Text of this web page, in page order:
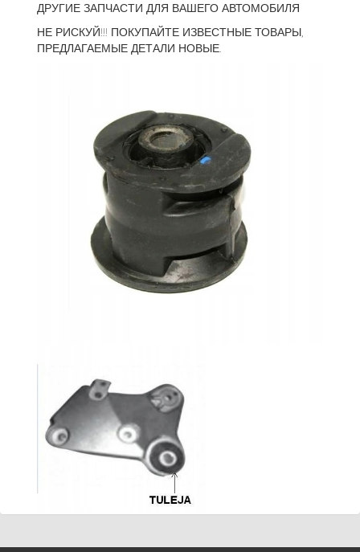
ДРУГИЕ ЗАПЧАСТИ ДЛЯ ВАШЕГО АВТОМОБИЛЯ
НЕ РИСКУЙ!!! ПОКУПАЙТЕ ИЗВЕСТНЫЕ ТОВАРЫ,
ПРЕДЛАГАЕМЫЕ ДЕТАЛИ НОВЫЕ.